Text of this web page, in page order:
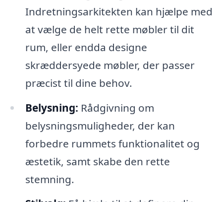
Indretningsarkitekten kan hjælpe med
at vælge de helt rette møbler til dit
rum, eller endda designe
skræddersyede møbler, der passer
præcist til dine behov.
Belysning: Rådgivning om
belysningsmuligheder, der kan
forbedre rummets funktionalitet og
æstetik, samt skabe den rette
stemning.